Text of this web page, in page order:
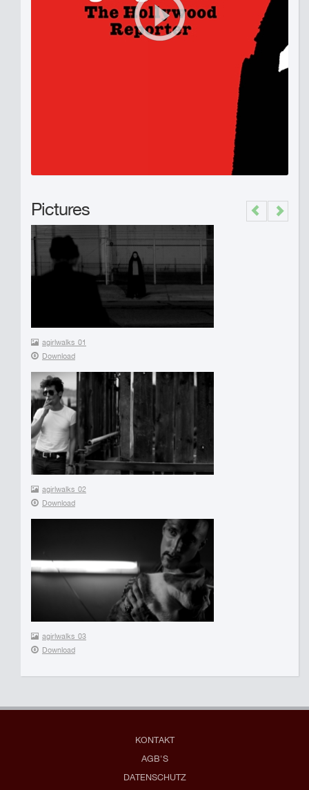
Pictures
agirlwalks_01
Download
agirlwalks_02
Download
agirlwalks_03
Download
Previous
Next
KONTAKT
AGB'S
DATENSCHUTZ